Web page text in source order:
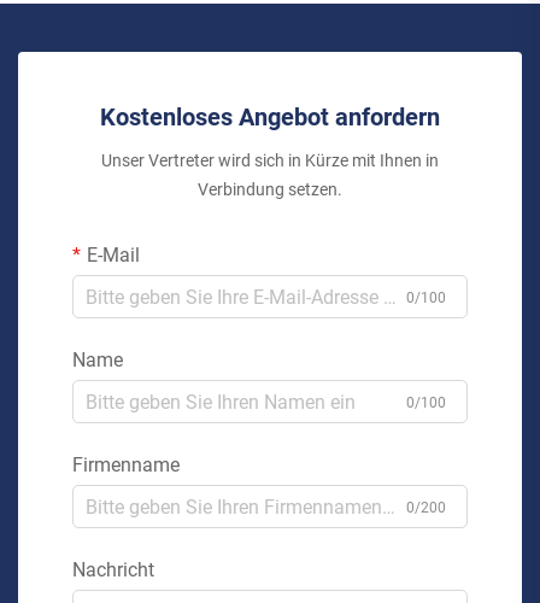
Kostenloses Angebot anfordern
Unser Vertreter wird sich in Kürze mit Ihnen in
Verbindung setzen.
E-Mail
0/100
Name
0/100
Firmenname
0/200
Nachricht